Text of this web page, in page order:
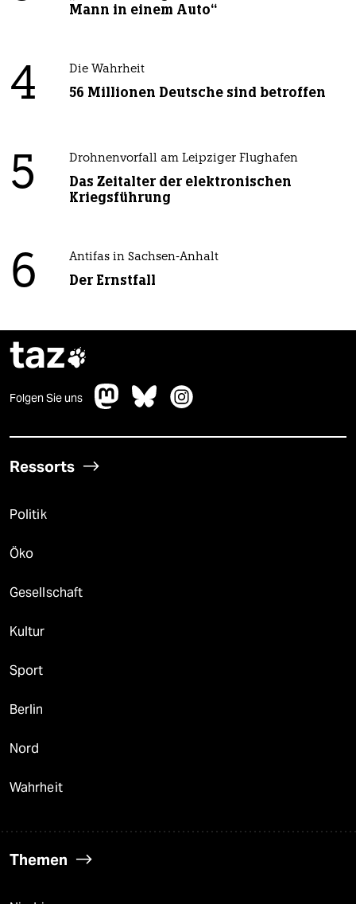
Mann in einem Auto“
4 Die Wahrheit
56 Millionen Deutsche sind betroffen
5 Drohnenvorfall am Leipziger Flughafen
Das Zeitalter der elektronischen
Kriegsführung
6 Antifas in Sachsen-Anhalt
Der Ernstfall
taz
Folgen Sie uns
Ressorts
Politik
Öko
Gesellschaft
Kultur
Sport
Berlin
Nord
Wahrheit
Themen